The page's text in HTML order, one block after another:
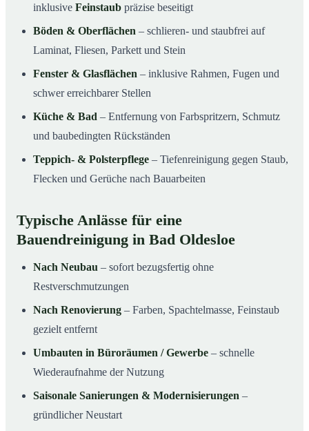
inklusive Feinstaub präzise beseitigt
Böden & Oberflächen – schlieren- und staubfrei auf
Laminat, Fliesen, Parkett und Stein
Fenster & Glasflächen – inklusive Rahmen, Fugen und
schwer erreichbarer Stellen
Küche & Bad – Entfernung von Farbspritzern, Schmutz
und baubedingten Rückständen
Teppich- & Polsterpflege – Tiefenreinigung gegen Staub,
Flecken und Gerüche nach Bauarbeiten
Typische Anlässe für eine
Bauendreinigung in Bad Oldesloe
Nach Neubau – sofort bezugsfertig ohne
Restverschmutzungen
Nach Renovierung – Farben, Spachtelmasse, Feinstaub
gezielt entfernt
Umbauten in Büroräumen / Gewerbe – schnelle
Wiederaufnahme der Nutzung
Saisonale Sanierungen & Modernisierungen –
gründlicher Neustart